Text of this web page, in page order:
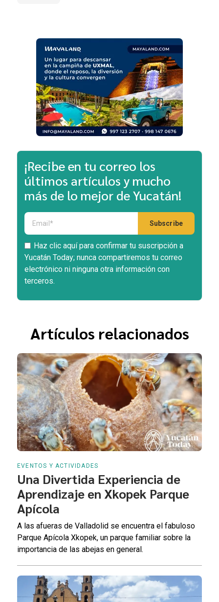
¡Recibe en tu correo los
últimos artículos y mucho
más de lo mejor de Yucatán!
Haz clic aquí para confirmar tu suscripción a
Yucatán Today; nunca compartiremos tu correo
electrónico ni ninguna otra información con
terceros.
Artículos relacionados
EVENTOS Y ACTIVIDADES
Una Divertida Experiencia de
Aprendizaje en Xkopek Parque
Apícola
A las afueras de Valladolid se encuentra el fabuloso
Parque Apícola Xkopek, un parque familiar sobre la
importancia de las abejas en general.